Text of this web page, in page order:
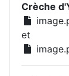
Crèche
et